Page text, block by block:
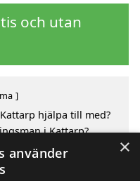
och utan
hjälpa till med?
i Kattarp?
i Kattarp
i de omgivande
×
använder